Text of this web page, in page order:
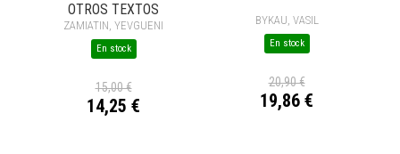
OTROS TEXTOS
ZAMIATIN, YEVGUENI
En stock
15,00 €
14,25 €
BYKAU, VASIL
En stock
20,90 €
19,86 €